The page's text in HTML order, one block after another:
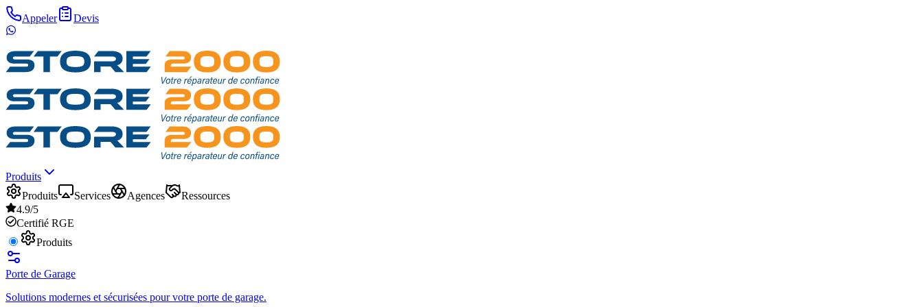
Appeler Devis
Produits
Produits
Services Agences
Ressources
4.9/5
Certifié RGE
Produits
Porte de Garage
Solutions modernes et sécurisées pour votre porte de garage.